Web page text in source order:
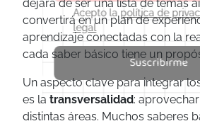
Acepto la política de
legal
Suscribirme
dejará de ser una lista de temas
convertirá en un plan de
aprendizaje conectadas con la
cada saber básico tiene un
Un aspecto clave para integrar
es la transversalidad:
distintas áreas. Muchos saberes